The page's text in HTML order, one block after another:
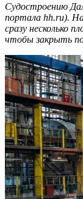
Судостроению
портала hh.ru).
сразу несколько
чтобы закрыть